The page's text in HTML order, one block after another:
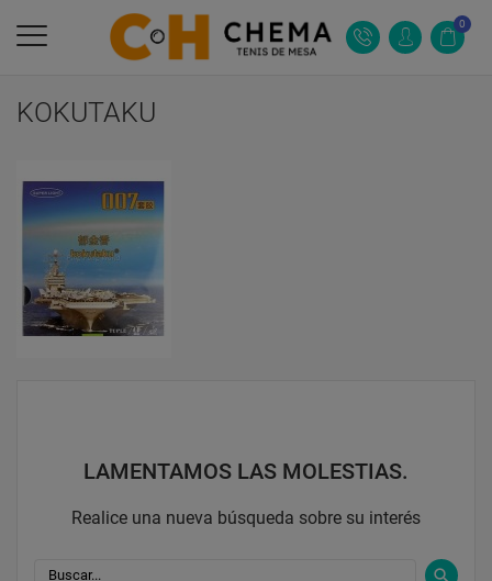
0
KOKUTAKU
LAMENTAMOS LAS MOLESTIAS.
Realice una nueva búsqueda sobre su interés